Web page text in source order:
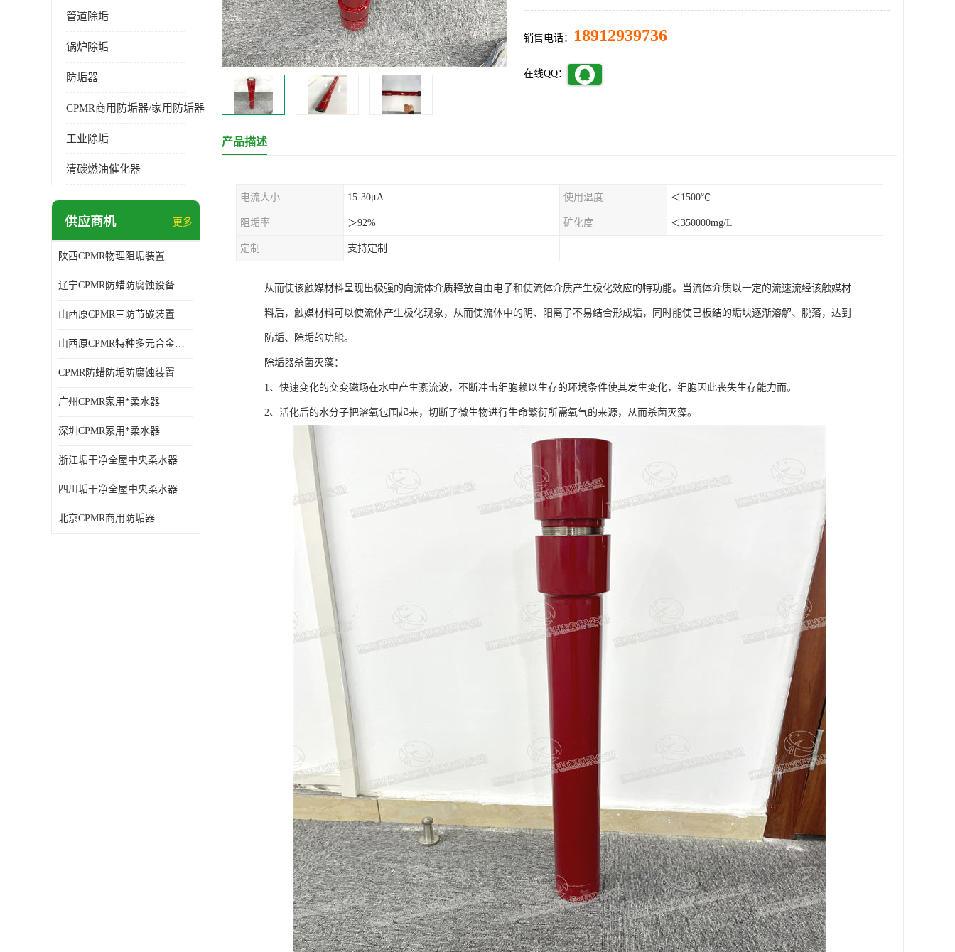
管道除垢
锅炉除垢
防垢器
CPMR商用防垢器/家用防垢器
工业除垢
清碳燃油催化器
供应商机 更多
陕西CPMR物理阻垢装置
辽宁CPMR防蜡防腐蚀设备
山西原CPMR三防节碳装置
山西原CPMR特种多元合金防垢除垢设备
CPMR防蜡防垢防腐蚀装置
广州CPMR家用*柔水器
深圳CPMR家用*柔水器
浙江垢干净全屋中央柔水器
四川垢干净全屋中央柔水器
北京CPMR商用防垢器
销售电话： 18912939736
在线QQ：
产品描述
电流大小 15-30μA 使用温度 ＜1500℃
阻垢率 ＞92% 矿化度 ＜350000mg/L
定制 支持定制
从而使该触媒材料呈现出极强的向流体介质释放自由电子和使流体介质产生极化效应的特功能。当流体介质以一定的流速流经该触媒材
料后，触媒材料可以使流体产生极化现象，从而使流体中的阴、阳离子不易结合形成垢，同时能使已板结的垢块逐渐溶解、脱落，达到
防垢、除垢的功能。
除垢器杀菌灭藻：
1、快速变化的交变磁场在水中产生紊流波，不断冲击细胞赖以生存的环境条件使其发生变化，细胞因此丧失生存能力而。
2、活化后的水分子把溶氧包围起来，切断了微生物进行生命繁衍所需氧气的来源，从而杀菌灭藻。